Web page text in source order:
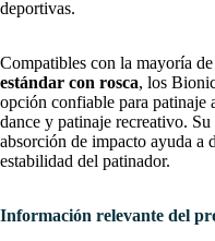
deportivas.
Compatibles con la mayoría de
estándar con rosca, los
opción confiable para patinaje
dance y patinaje recreativo.
absorción de impacto ayuda a
estabilidad del patinador.
Información relevante del